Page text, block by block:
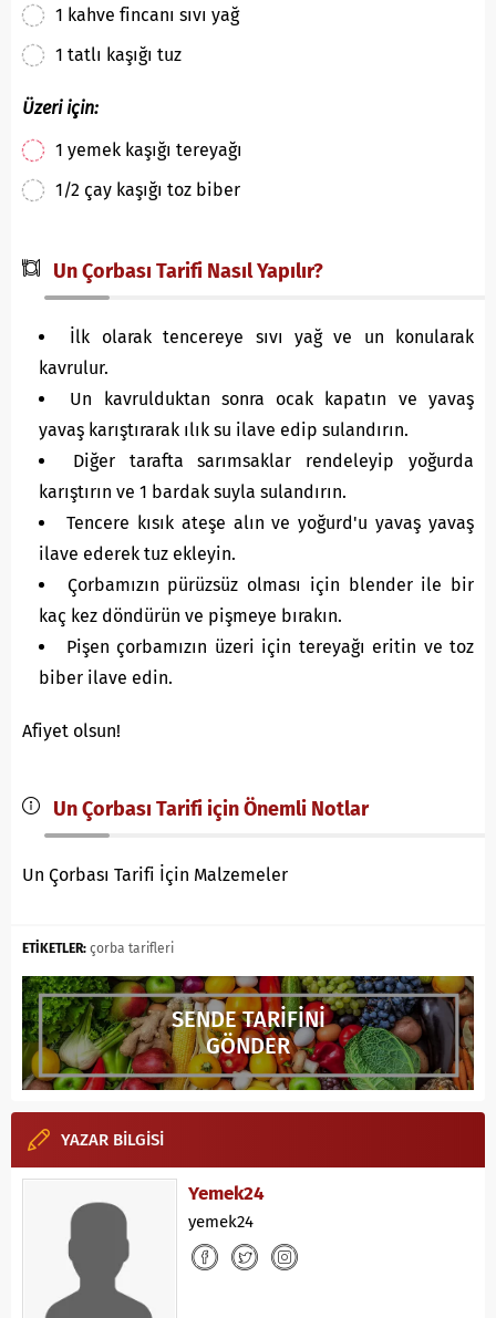
1 kahve fincanı sıvı yağ
1 tatlı kaşığı tuz
Üzeri için:
1 yemek kaşığı tereyağı
1/2 çay kaşığı toz biber
Un Çorbası Tarifi Nasıl Yapılır?
İlk olarak tencereye sıvı yağ ve un konularak
kavrulur.
Un kavrulduktan sonra ocak kapatın ve yavaş
yavaş karıştırarak ılık su ilave edip sulandırın.
Diğer tarafta sarımsaklar rendeleyip yoğurda
karıştırın ve 1 bardak suyla sulandırın.
Tencere kısık ateşe alın ve yoğurd'u yavaş yavaş
ilave ederek tuz ekleyin.
Çorbamızın pürüzsüz olması için blender ile bir
kaç kez döndürün ve pişmeye bırakın.
Pişen çorbamızın üzeri için tereyağı eritin ve toz
biber ilave edin.
Afiyet olsun!
Un Çorbası Tarifi için Önemli Notlar
Un Çorbası Tarifi İçin Malzemeler
ETİKETLER: çorba tarifleri
SENDE TARİFİNİ
GÖNDER
YAZAR BİLGİSİ
Yemek24
yemek24